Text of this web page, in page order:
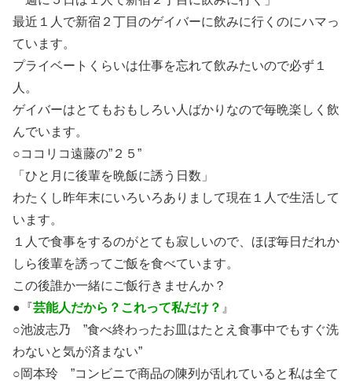
最近１人で新宿２丁目のゲイバーに飲みに行くのにハマっ
ています。
プライベートくらいは仕事を忘れて飲みたいので必ず１
人。
ゲイバーはとてもおもしろい人ばかりなので毎晩楽しく飲
んでいます。
○ココリコ遠藤の”２５”
「ひと月に後輩を晩飯に誘う日数」
わたくし昨年末にいろいろありまして現在１人で生活して
います。
１人で食事をするのがとても寂しいので、ほぼ毎日だれか
しら後輩を誘ってご飯を食べています。
この後誰か一緒にご飯行きませんか？
●『芸能人だから？これって私だけ？ 』
○池波志乃 ”食べ終わったお皿はたとえ食事中でもすぐ洗
わないと気が済まない”
○岡本玲 ”コンビニで商品の陳列が乱れていると私は全て